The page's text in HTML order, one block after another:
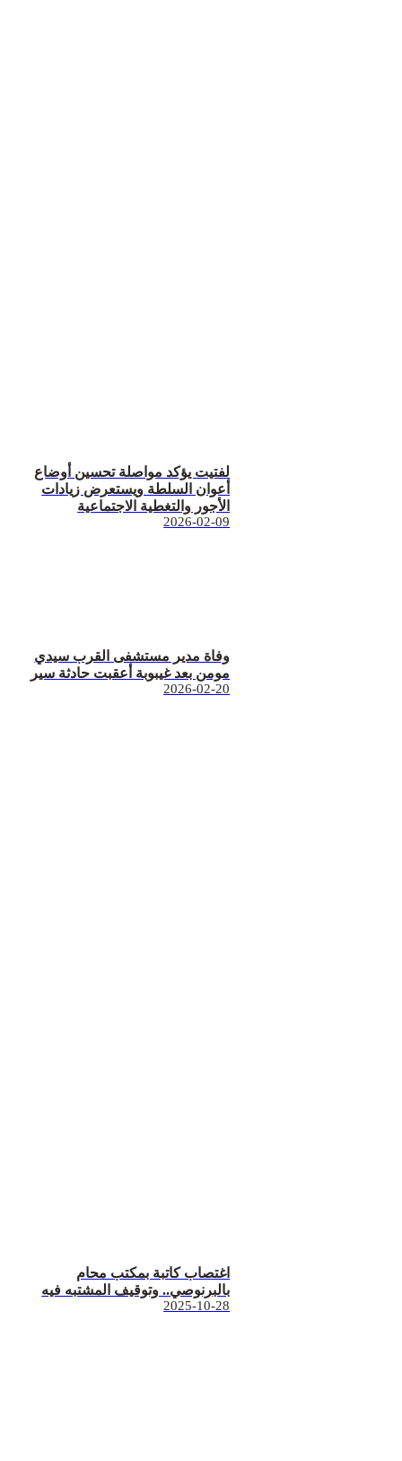
لفتيت يؤكد مواصلة تحسين أوضاع
أعوان السلطة ويستعرض زيادات
الأجور والتغطية الاجتماعية
2026-02-09
وفاة مدير مستشفى القرب سيدي
مومن بعد غيبوبة أعقبت حادثة سير
2026-02-20
اغتصاب كاتبة بمكتب محام
بالبرنوصي.. وتوقيف المشتبه فيه
2025-10-28